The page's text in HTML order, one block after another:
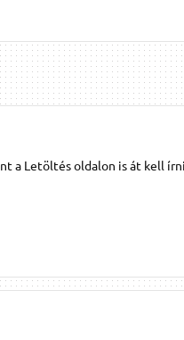
a Letöltés oldalon is át kell